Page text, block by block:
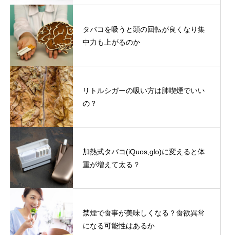
タバコを吸うと頭の回転が良くなり集
中力も上がるのか
リトルシガーの吸い方は肺喫煙でいい
の？
加熱式タバコ(iQuos,glo)に変えると体
重が増えて太る？
禁煙で食事が美味しくなる？食欲異常
になる可能性はあるか